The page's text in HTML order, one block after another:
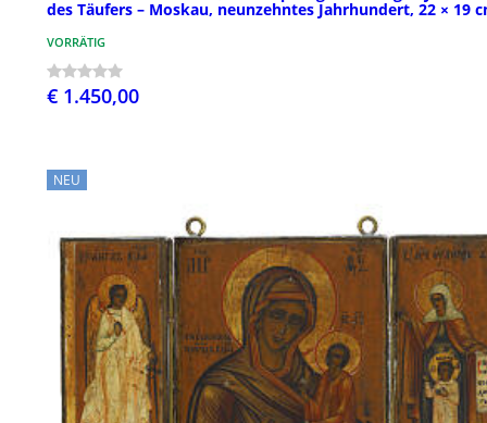
des Täufers – Moskau, neunzehntes Jahrhundert, 22 × 19
VORRÄTIG
€ 1.450,00
NEU